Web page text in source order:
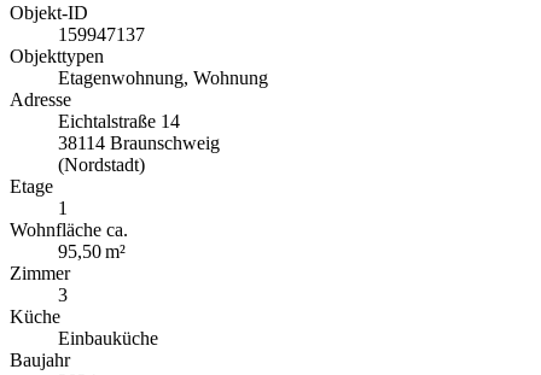
Objekt-ID
159947137
Objekttypen
Etagenwohnung, Wohnung
Adresse
Eichtalstraße 14
38114 Braunschweig
(Nordstadt)
Etage
1
Wohnfläche ca.
95,50 m²
Zimmer
3
Küche
Einbauküche
Baujahr